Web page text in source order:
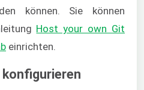
können. Sie können
Host your own Git
einrichten.